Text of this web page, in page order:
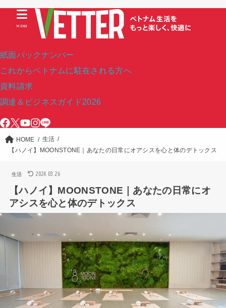
紙面バックナンバー
これからベトナムに駐在される方へ
資料請求
調達＆ビジネスガイド2026
MENU
HOME
生活
【ハノイ】MOONSTONE｜あなたの日常にオアシスを心と体のデトックス
生活 2024.03.26
【ハノイ】MOONSTONE｜あなたの日常にオ
アシスを心と体のデトックス